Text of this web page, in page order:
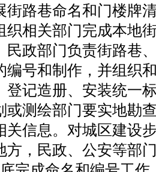
街路巷命名和门楼牌
相关部门完成本地街
民政部门负责街路巷
编号和制作，并组织
登记造册、安装统一
或测绘部门要实地勘
关信息。对城区建设
方，民政、公安等部